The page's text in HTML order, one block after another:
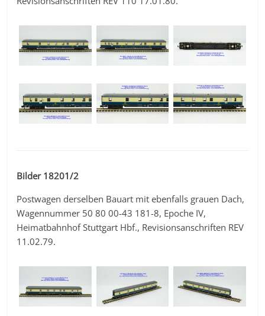
Bilder 18201/2
Postwagen derselben Bauart mit ebenfalls grauen Dach,
Wagennummer 50 80 00-43 181-8, Epoche IV,
Heimatbahnhof Stuttgart Hbf., Revisionsanschriften REV
11.02.79.